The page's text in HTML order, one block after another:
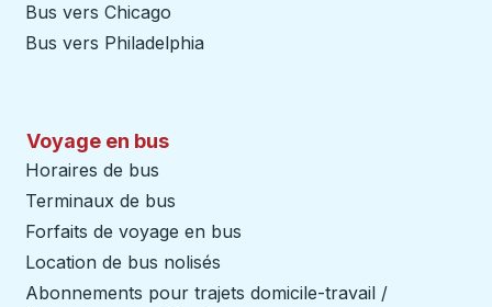
Bus vers Chicago
Bus vers Philadelphia
Voyage en bus
Horaires de bus
Terminaux de bus
Forfaits de voyage en bus
Location de bus nolisés
Abonnements pour trajets domicile-travail /